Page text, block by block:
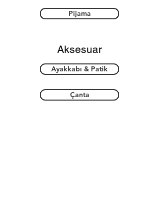
Pijama
Aksesuar
Ayakkabı & Patik
Çanta